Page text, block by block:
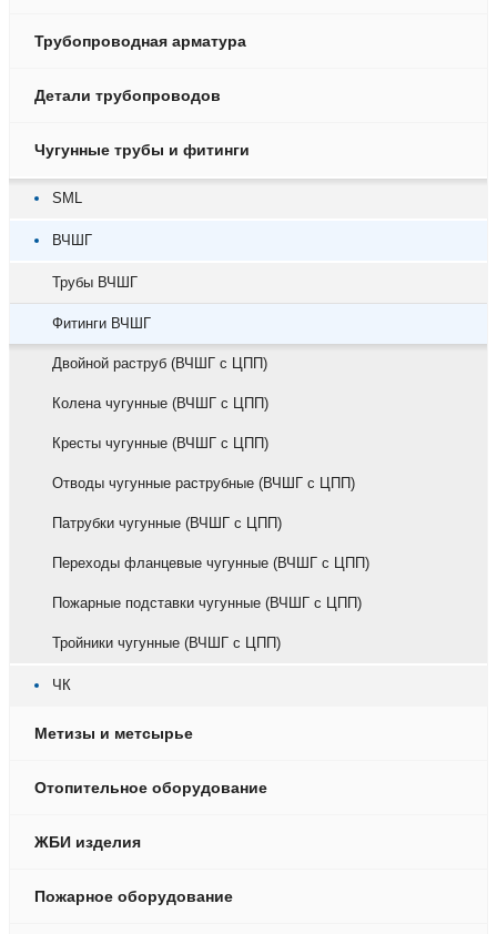
Трубопроводная арматура
Детали трубопроводов
Чугунные трубы и фитинги
SML
ВЧШГ
Трубы ВЧШГ
Фитинги ВЧШГ
Двойной раструб (ВЧШГ с ЦПП)
Колена чугунные (ВЧШГ с ЦПП)
Кресты чугунные (ВЧШГ с ЦПП)
Отводы чугунные раструбные (ВЧШГ с ЦПП)
Патрубки чугунные (ВЧШГ с ЦПП)
Переходы фланцевые чугунные (ВЧШГ с ЦПП)
Пожарные подставки чугунные (ВЧШГ с ЦПП)
Тройники чугунные (ВЧШГ с ЦПП)
ЧК
Метизы и метсырье
Отопительное оборудование
ЖБИ изделия
Пожарное оборудование